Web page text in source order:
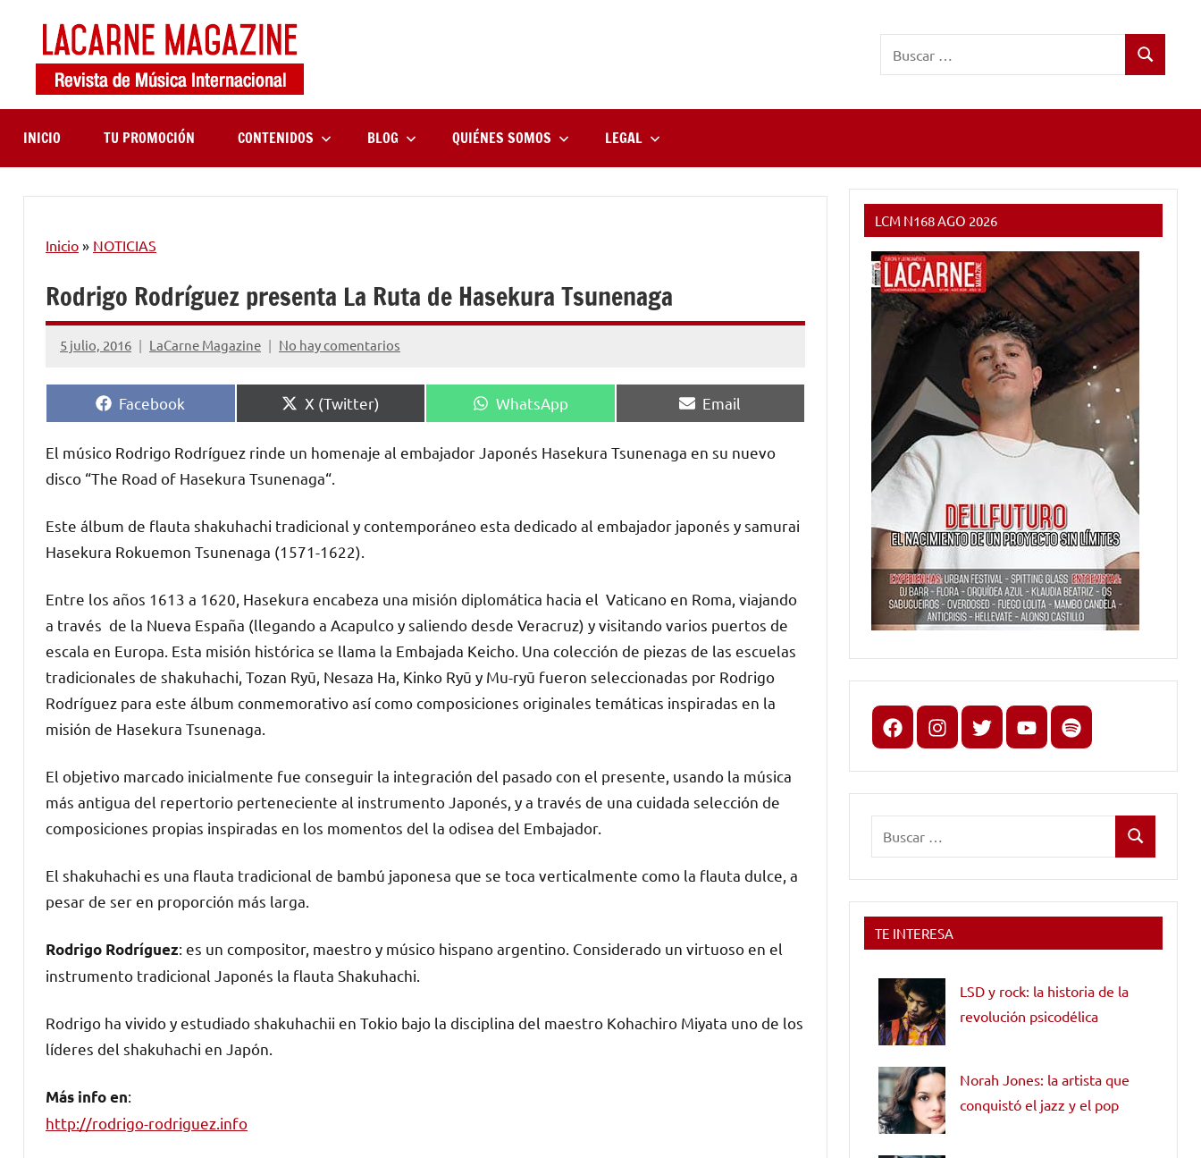
contenido
Magazine
música
internacional
Buscar
INICIO TU PROMOCIÓN CONTENIDOS BLOG QUIÉNES SOMOS LEGAL
Inicio » NOTICIAS
Rodrigo Rodríguez presenta La Ruta de Hasekura Tsunenaga
5 julio, 2016 LaCarne Magazine No hay comentarios
Compartir
en
Facebook
Compartir
en
X (Twitter)
Compartir
en
WhatsApp
Compartir
en
Email
El músico Rodrigo Rodríguez rinde un homenaje al embajador Japonés Hasekura Tsunenaga en su nuevo
disco “The Road of Hasekura Tsunenaga“.
Este álbum de flauta shakuhachi tradicional y contemporáneo esta dedicado al embajador japonés y samurai
Hasekura Rokuemon Tsunenaga (1571-1622).
Entre los años 1613 a 1620, Hasekura encabeza una misión diplomática hacia el Vaticano en Roma, viajando
a través de la Nueva España (llegando a Acapulco y saliendo desde Veracruz) y visitando varios puertos de
escala en Europa. Esta misión histórica se llama la Embajada Keicho. Una colección de piezas de las escuelas
tradicionales de shakuhachi, Tozan Ryū, Nesaza Ha, Kinko Ryū y Mu-ryū fueron seleccionadas por Rodrigo
Rodríguez para este álbum conmemorativo así como composiciones originales temáticas inspiradas en la
misión de Hasekura Tsunenaga.
El objetivo marcado inicialmente fue conseguir la integración del pasado con el presente, usando la música
más antigua del repertorio perteneciente al instrumento Japonés, y a través de una cuidada selección de
composiciones propias inspiradas en los momentos del la odisea del Embajador.
El shakuhachi es una flauta tradicional de bambú japonesa que se toca verticalmente como la flauta dulce, a
pesar de ser en proporción más larga.
Rodrigo Rodríguez: es un compositor, maestro y músico hispano argentino. Considerado un virtuoso en el
instrumento tradicional Japonés la flauta Shakuhachi.
Rodrigo ha vivido y estudiado shakuhachii en Tokio bajo la disciplina del maestro Kohachiro Miyata uno de los
líderes del shakuhachi en Japón.
Más info en:
http://rodrigo-rodriguez.info
LCM N168 AGO 2026
FacebookInstagram
X youtubespotify
Buscar
TE INTERESA
LSD y rock: la historia de la
revolución psicodélica
Norah Jones: la artista que
conquistó el jazz y el pop